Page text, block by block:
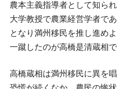
農本主義指導者として知ら
大学教授で農業経営学者で
となり満州移民を推し進め
一蹴したのが高橋是清蔵相で
高橋蔵相は満州移民に異を